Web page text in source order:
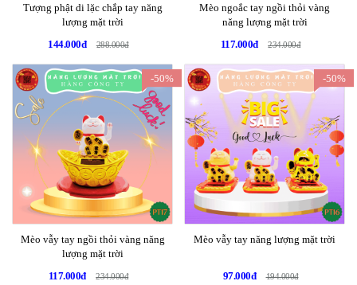
Tượng phật di lặc chắp tay năng
lượng mặt trời
144.000đ
288.000đ
Mèo ngoắc tay ngồi thỏi vàng
năng lượng mặt trời
117.000đ
234.000đ
-50%
Mèo vẫy tay ngồi thỏi vàng năng
lượng mặt trời
117.000đ
234.000đ
-50%
Mèo vẫy tay năng lượng mặt trời
97.000đ 194.000đ